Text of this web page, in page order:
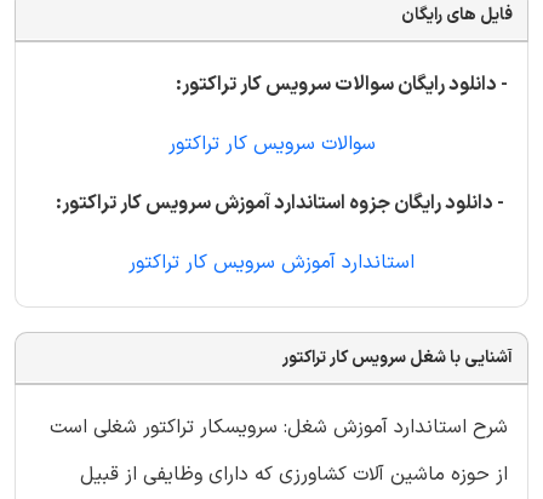
فایل های رایگان
- دانلود رایگان سوالات سرویس کار تراکتور:
سوالات سرویس کار تراکتور
- دانلود رایگان جزوه استاندارد آموزش سرویس کار تراکتور:
استاندارد آموزش سرویس کار تراکتور
آشنایی با شغل سرویس کار تراکتور
شرح استاندارد آموزش شغل: سرویسکار تراکتور شغلی است
از حوزه ماشین آلات کشاورزی که دارای وظایفی از قبیل